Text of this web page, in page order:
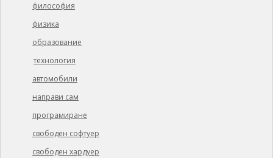
философия
физика
образование
технология
автомобили
направи сам
програмиране
свободен софтуер
свободен хардуер